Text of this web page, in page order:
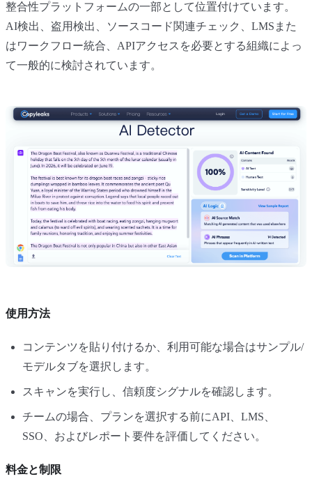
整合性プラットフォームの一部として位置付けています。
AI検出、盗用検出、ソースコード関連チェック、LMSまた
はワークフロー統合、APIアクセスを必要とする組織によっ
て一般的に検討されています。
使用方法
コンテンツを貼り付けるか、利用可能な場合はサンプル/
モデルタブを選択します。
スキャンを実行し、信頼度シグナルを確認します。
チームの場合、プランを選択する前にAPI、LMS、
SSO、およびレポート要件を評価してください。
料金と制限